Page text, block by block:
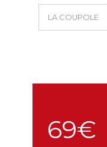
LA COUPOLE
69€